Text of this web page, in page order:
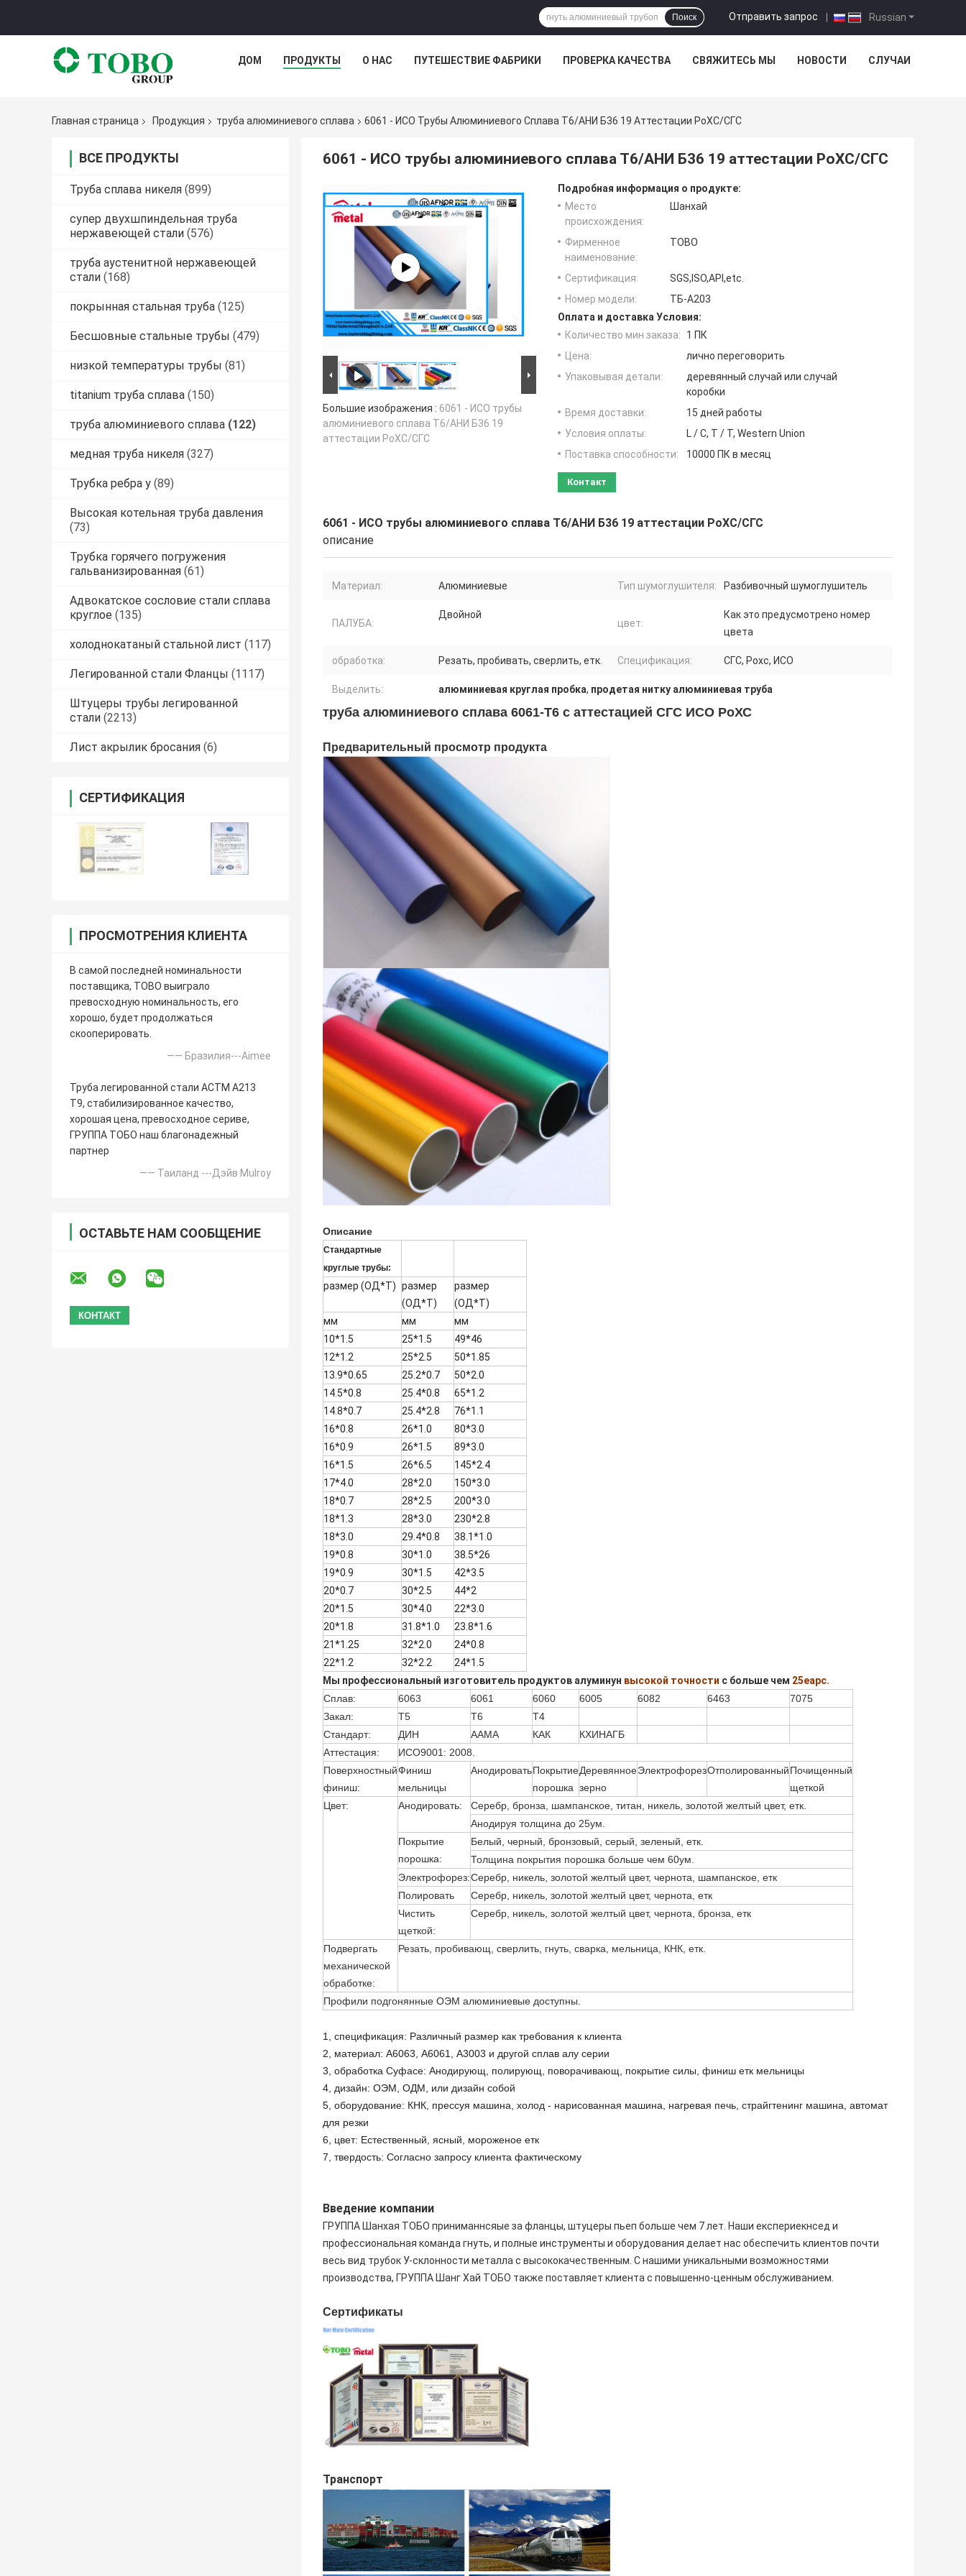
Russian
Отправить запрос |
Поиск
ДОМ ПРОДУКТЫ О НАС ПУТЕШЕСТВИЕ ФАБРИКИ ПРОВЕРКА КАЧЕСТВА СВЯЖИТЕСЬ МЫ НОВОСТИ СЛУЧАИ
Главная страница Продукция труба алюминиевого сплава 6061 - ИСО Трубы Алюминиевого Сплава Т6/АНИ Б36 19 Аттестации РоХС/СГС
ВСЕ ПРОДУКТЫ
Труба сплава никеля (899)
супер двухшпиндельная труба
нержавеющей стали (576)
труба аустенитной нержавеющей
стали (168)
покрынная стальная труба (125)
Бесшовные стальные трубы (479)
низкой температуры трубы (81)
titanium труба сплава (150)
труба алюминиевого сплава (122)
медная труба никеля (327)
Трубка ребра у (89)
Высокая котельная труба давления
(73)
Трубка горячего погружения
гальванизированная (61)
Адвокатское сословие стали сплава
круглое (135)
холоднокатаный стальной лист (117)
Легированной стали Фланцы (1117)
Штуцеры трубы легированной
стали (2213)
Лист акрылик бросания (6)
СЕРТИФИКАЦИЯ
ПРОСМОТРЕНИЯ КЛИЕНТА
В самой последней номинальности
поставщика, TOBO выиграло
превосходную номинальность, его
хорошо, будет продолжаться
скооперировать.
—— Бразилия---Aimee
Труба легированной стали АСТМ А213
Т9, стабилизированное качество,
хорошая цена, превосходное сериве,
ГРУППА ТОБО наш благонадежный
партнер
—— Таиланд ---Дэйв Mulroy
ОСТАВЬТЕ НАМ СООБЩЕНИЕ
6061 - ИСО трубы алюминиевого сплава Т6/АНИ Б36 19 аттестации РоХС/СГС
Большие изображения : 6061 - ИСО трубы
алюминиевого сплава Т6/АНИ Б36 19
аттестации РоХС/СГС
Подробная информация о продукте:
Место
происхождения:
Шанхай
Фирменное
наименование:
TOBO
Сертификация:
SGS,ISO,API,etc.
Номер модели:
ТБ-А203
Оплата и доставка Условия:
Количество мин заказа:
1 ПК
Цена:
лично переговорить
Упаковывая детали:
деревянный случай или случай
коробки
Время доставки:
15 дней работы
Условия оплаты:
L / C, T / T, Western Union
Поставка способности:
10000 ПК в месяц
Контакт
6061 - ИСО трубы алюминиевого сплава Т6/АНИ Б36 19 аттестации РоХС/СГС
описание
Материал: Алюминиевые Тип шумоглушителя: Разбивочный шумоглушитель
ПАЛУБА:
Двойной
цвет:
Как это предусмотрено номер
цвета
обработка: Резать, пробивать, сверлить, етк. Спецификация: СГС, Рохс, ИСО
Выделить: алюминиевая круглая пробка, продетая нитку алюминиевая труба
труба алюминиевого сплава 6061-Т6 с аттестацией СГС ИСО РоХС
Предварительный просмотр продукта
Описание
Стандартные
круглые трубы:
размер (ОД*Т) размер
(ОД*Т)
размер
(ОД*Т)
мм
мм
мм
10*1.5
25*1.5
49*46
12*1.2
25*2.5
50*1.85
13.9*0.65
25.2*0.7
50*2.0
14.5*0.8
25.4*0.8
65*1.2
14.8*0.7
25.4*2.8
76*1.1
16*0.8
26*1.0
80*3.0
16*0.9
26*1.5
89*3.0
16*1.5
26*6.5
145*2.4
17*4.0
28*2.0
150*3.0
18*0.7
28*2.5
200*3.0
18*1.3
28*3.0
230*2.8
18*3.0
29.4*0.8
38.1*1.0
19*0.8
30*1.0
38.5*26
19*0.9
30*1.5
42*3.5
20*0.7
30*2.5
44*2
20*1.5
30*4.0
22*3.0
20*1.8
31.8*1.0
23.8*1.6
21*1.25
32*2.0
24*0.8
22*1.2
32*2.2
24*1.5
Мы профессиональный изготовитель продуктов алуминун высокой точности с больше чем 25еарс.
Сплав:
6063 6061 6060 6005 6082 6463
7075
Закал:
Т5 Т6
Т4
Стандарт:
ДИН ААМА КАК
КХИНАГБ
Аттестация:
ИСО9001: 2008.
Поверхностный
финиш:
Финиш
мельницы
АнодироватьПокрытие
порошка
Деревянное
зерно
ЭлектрофорезОтполированныйПочищенный
щеткой
Цвет:
Анодировать:
Серебр, бронза, шампанское, титан, никель, золотой желтый цвет, етк.
Анодируя толщина до 25ум.
Покрытие
порошка:
Белый, черный, бронзовый, серый, зеленый, етк.
Толщина покрытия порошка больше чем 60ум.
Электрофорез:Серебр, никель, золотой желтый цвет, чернота, шампанское, етк
Полировать
Серебр, никель, золотой желтый цвет, чернота, етк
Чистить
щеткой:
Серебр, никель, золотой желтый цвет, чернота, бронза, етк
Подвергать
механической
обработке:
Резать, пробивающ, сверлить, гнуть, сварка, мельница, КНК, етк.
Профили подгонянные ОЭМ алюминиевые доступны.
1, спецификация: Различный размер как требования к клиента
2, материал: А6063, А6061, А3003 и другой сплав алу серии
3, обработка Суфасе: Анодирующ, полирующ, поворачивающ, покрытие силы, финиш етк мельницы
4, дизайн: ОЭМ, ОДМ, или дизайн собой
5, оборудование: КНК, прессуя машина, холод - нарисованная машина, нагревая печь, страйгтенинг машина, автомат
для резки
6, цвет: Естественный, ясный, мороженое етк
7, твердость: Согласно запросу клиента фактическому
Введение компании
ГРУППА Шанхая ТОБО приниманнсяые за фланцы, штуцеры пьеп больше чем 7 лет. Наши експериекнсед и
профессиональная команда гнуть, и полные инструменты и оборудования делает нас обеспечить клиентов почти
весь вид трубок У-склонности металла с высококачественным. С нашими уникальными возможностями
производства, ГРУППА Шанг Хай ТОБО также поставляет клиента с повышенно-ценным обслуживанием.
Сертификаты
Транспорт